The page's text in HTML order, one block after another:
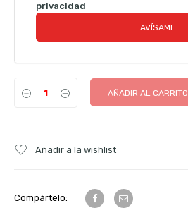
privacidad
AÑADIR AL CARRITO
Añadir a la wishlist
Compártelo: